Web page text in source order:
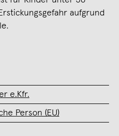
aufgrund
e.Kfr.
Person (EU)